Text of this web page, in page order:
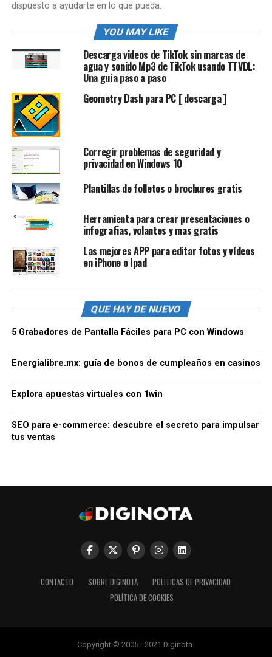
dispuesto a ayudarte en lo que pueda.
YOU MAY LIKE
Descarga videos de TikTok sin marcas de
agua y sonido Mp3 de TikTok usando TTVDL:
Una guía paso a paso
Geometry Dash para PC [ descarga ]
Corregir problemas de seguridad y
privacidad en Windows 10
Plantillas de folletos o brochures gratis
Herramienta para crear presentaciones o
infografias, volantes y mas gratis
Las mejores APP para editar fotos y vídeos
en iPhone o Ipad
QUE HAY DE NUEVO
5 Grabadores de Pantalla Fáciles para PC con Windows
Energialibre.mx: guía de bonos de cumpleaños en casinos
Explora apuestas virtuales con 1win
SEO para e-commerce: descubre el secreto para impulsar
tus ventas
CONTACTO SOBRE DIGINOTA
POLITICAS DE PRIVACIDAD
POLÍTICA DE COOKIES
Copyright © 2005 - 2021 Diginota.